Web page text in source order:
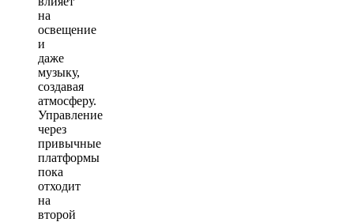
на
освещение
и
даже
музыку,
создавая
атмосферу.
Управление
через
привычные
платформы
пока
отходит
на
второй